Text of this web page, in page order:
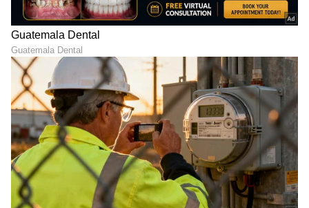
Image Credit : ChatGPT
ಒಟ್ಟಿನಲ್ಲಿ, ಸಿಎಂ ಆದ ಖುಷಿಯಲ್ಲಿದ್ದ ವಿಜಯ್‌ಗೆ ಈ ಬೆಳವಣಿಗೆ
ಇಕ್ಕಟ್ಟಿಗೆ ಸಿಲುಕಿಸುತ್ತದೆಯೇ? ಅಥವಾ ತ್ರಿಶಾ ಅವರ ಈ
ನಿರ್ಧಾರವನ್ನು ಕೇವಲ ವೃತ್ತಿಪರ ಸಿನಿಮಾ ಕೆಲಸ ಎಂದು
ಭಾವಿಸಿ ಸುಮ್ಮನಾಗುತ್ತಾರೆಯೇ? ಫ್ಯಾನ್ಸ್ ಹೇಳೋ ಪ್ರಕಾರ-
'ನಟಿಯಾಗಿ ಅವರು ಸಿನಿಮಾವನ್ನು ಒಪ್ಪಿಕೊಂಡಿರುವುದು